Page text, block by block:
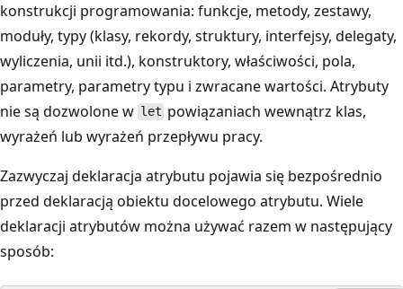
konstrukcji programowania: funkcje, metody, zestawy,
moduły, typy (klasy, rekordy, struktury, interfejsy, delegaty,
wyliczenia, unii itd.), konstruktory, właściwości, pola,
parametry, parametry typu i zwracane wartości. Atrybuty
nie są dozwolone w let powiązaniach wewnątrz klas,
wyrażeń lub wyrażeń przepływu pracy.
Zazwyczaj deklaracja atrybutu pojawia się bezpośrednio
przed deklaracją obiektu docelowego atrybutu. Wiele
deklaracji atrybutów można używać razem w następujący
sposób: